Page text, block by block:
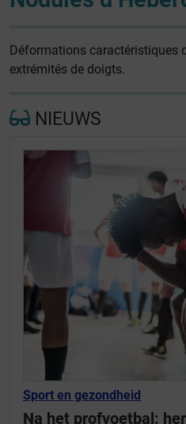
Déformations caractéristiques
extrémités de doigts.
NIEUWS
Sport en gezondheid
Na het profvoetbal: